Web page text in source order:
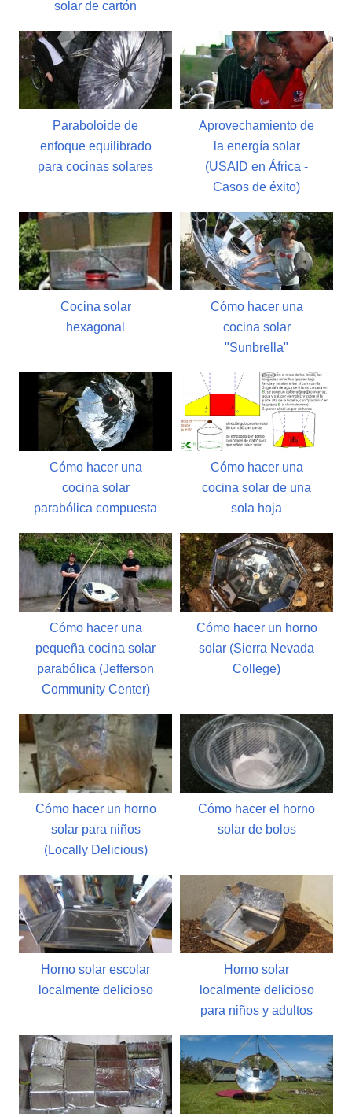
solar de cartón
Paraboloide de
enfoque equilibrado
para cocinas solares
Aprovechamiento de
la energía solar
(USAID en África -
Casos de éxito)
Cocina solar
hexagonal
Cómo hacer una
cocina solar
"Sunbrella"
Cómo hacer una
cocina solar
parabólica compuesta
Cómo hacer una
cocina solar de una
sola hoja
Cómo hacer una
pequeña cocina solar
parabólica (Jefferson
Community Center)
Cómo hacer un horno
solar (Sierra Nevada
College)
Cómo hacer un horno
solar para niños
(Locally Delicious)
Cómo hacer el horno
solar de bolos
Horno solar escolar
localmente delicioso
Horno solar
localmente delicioso
para niños y adultos